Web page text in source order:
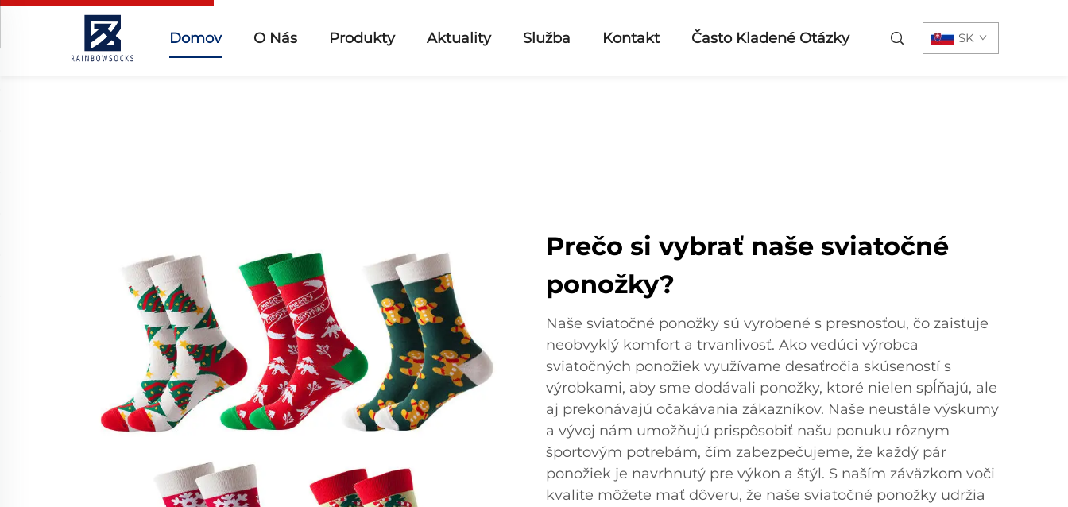
Domov O Nás Produkty Aktuality Služba Kontakt Často Kladené Otázky SK
Prečo si vybrať naše sviatočné
ponožky?
Naše sviatočné ponožky sú vyrobené s presnosťou, čo zaisťuje
neobvyklý komfort a trvanlivosť. Ako vedúci výrobca
sviatočných ponožiek využívame desaťročia skúseností s
výrobkami, aby sme dodávali ponožky, ktoré nielen spĺňajú, ale
aj prekonávajú očakávania zákazníkov. Naše neustále výskumy
a vývoj nám umožňujú prispôsobiť našu ponuku rôznym
športovým potrebám, čím zabezpečujeme, že každý pár
ponožiek je navrhnutý pre výkon a štýl. S naším záväzkom voči
kvalite môžete mať dôveru, že naše sviatočné ponožky udržia